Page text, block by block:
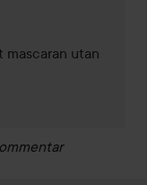
utan